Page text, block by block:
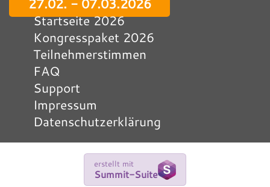
27.02. - 07.03.2026
Startseite 2026
Kongresspaket 2026
Teilnehmerstimmen
FAQ
Support
Impressum
Datenschutzerklärung
erstellt mit
Summit-Suite